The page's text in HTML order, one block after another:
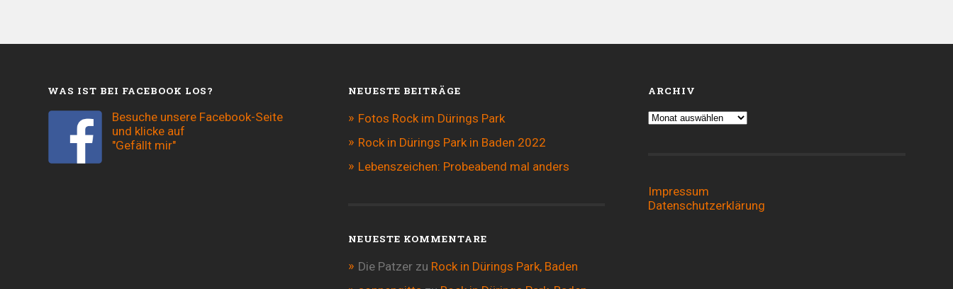
WAS IST BEI FACEBOOK LOS?
Besuche unsere Facebook-Seite
und klicke auf
"Gefällt mir"
NEUESTE BEITRÄGE
Fotos Rock im Dürings Park
Rock in Dürings Park in Baden 2022
Lebenszeichen: Probeabend mal anders
NEUESTE KOMMENTARE
Die Patzerzu Rock in Dürings Park, Baden
ARCHIV
Archiv
Impressum
Datenschutzerklärung